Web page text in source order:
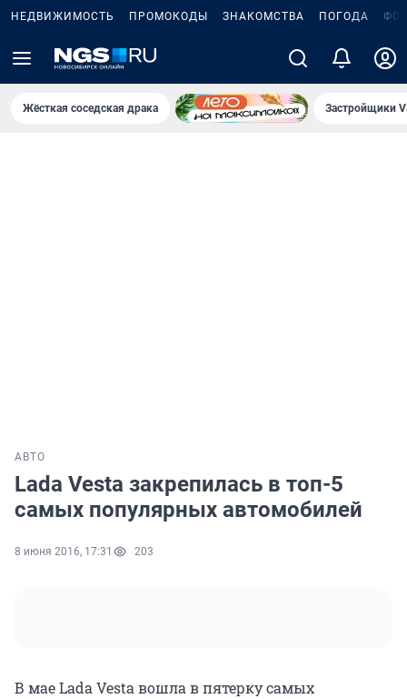
НЕДВИЖИМОСТЬ ПРОМОКОДЫ ЗНАКОМСТВА ПОГОДА
Жёсткая соседская драка Застройщики
АВТО
Lada Vesta закрепилась в топ-5
самых популярных автомобилей
8 июня 2016, 17:31 203
В мае Lada Vesta вошла в пятерку самых